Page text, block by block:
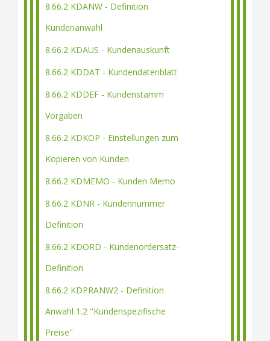
8.66.2 KDANW - Definition
Kundenanwahl
8.66.2 KDAUS - Kundenauskunft
8.66.2 KDDAT - Kundendatenblatt
8.66.2 KDDEF - Kundenstamm
Vorgaben
8.66.2 KDKOP - Einstellungen zum
Kopieren von Kunden
8.66.2 KDMEMO - Kunden Memo
8.66.2 KDNR - Kundennummer
Definition
8.66.2 KDORD - Kundenordersatz-
Definition
8.66.2 KDPRANW2 - Definition
Anwahl 1.2 "Kundenspezifische
Preise"